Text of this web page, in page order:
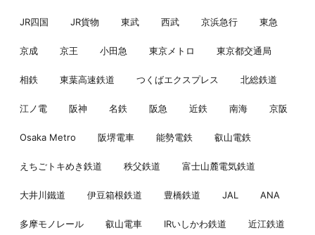
JR四国 JR貨物 東武 西武 京浜急行 東急
京成 京王 小田急 東京メトロ 東京都交通局
相鉄 東葉高速鉄道 つくばエクスプレス 北総鉄道
江ノ電 阪神 名鉄 阪急 近鉄 南海 京阪
Osaka Metro 阪堺電車 能勢電鉄 叡山電鉄
えちごトキめき鉄道 秩父鉄道 富士山麓電気鉄道
大井川鐵道 伊豆箱根鉄道 豊橋鉄道 JAL ANA
多摩モノレール 叡山電車 IRいしかわ鉄道 近江鉄道